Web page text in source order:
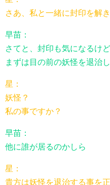
さあ、私と一緒に封印を解
早苗：
さてと、封印も気になるけ
まずは目の前の妖怪を退治
星：
妖怪？
私の事ですか？
早苗：
他に誰が居るのかしら
星：
貴方は妖怪を退治する事を